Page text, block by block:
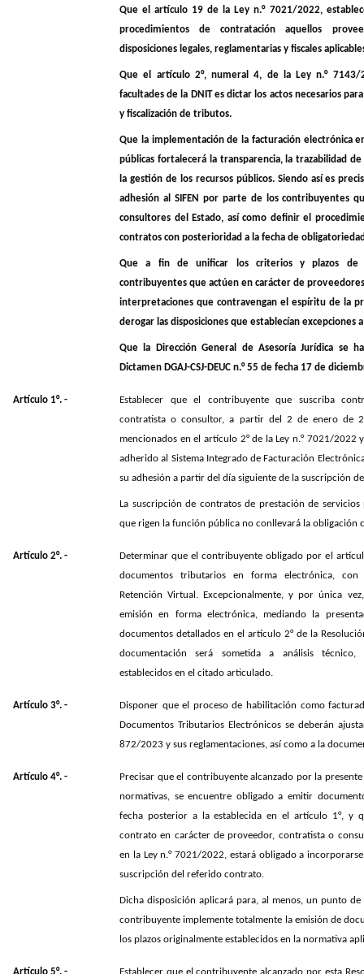
Que el artículo 19 de la Ley n.° 7021/2022,
procedimientos de contratación aquellos
disposiciones legales, reglamentarias y fiscales
Que el artículo 2°, numeral 4, de la Ley n.° 7143/
facultades de la DNIT es dictar los actos necesarios
y fiscalización de tributos.
Que la implementación de la facturación electrónica
públicas fortalecerá la transparencia, la trazabilidad
la gestión de los recursos públicos. Siendo así es
adhesión al SIFEN por parte de los contribuyentes
consultores del Estado, así como definir el
contratos con posterioridad a la fecha de
Que a fin de unificar los criterios y plazos de
contribuyentes que actúen en carácter de
interpretaciones que contravengan el espíritu de la
derogar las disposiciones que establecían excepciones
Que la Dirección General de Asesoría Jurídica se
Dictamen DGAJ-CSJ-DEUC n.° 55 de fecha 17 de
Artículo 1°. -
Establecer que el contribuyente que suscriba
contratista o consultor, a partir del 2 de enero de
mencionados en el artículo 2° de la Ley n.° 7021/2022
adherido al Sistema Integrado de Facturación
su adhesión a partir del día siguiente de la suscripción
La suscripción de contratos de prestación de servicios
que rigen la función pública no conllevará la obligación
Artículo 2°. -
Determinar que el contribuyente obligado por el
documentos tributarios en forma electrónica, con
Retención Virtual. Excepcionalmente, y por única
emisión en forma electrónica, mediando la
documentos detallados en el artículo 2° de la
documentación será sometida a análisis
establecidos en el citado articulado.
Artículo 3°. -
Disponer que el proceso de habilitación como
Documentos Tributarios Electrónicos se deberán
872/2023 y sus reglamentaciones, así como a la
Artículo 4°. -
Precisar que el contribuyente alcanzado por la
normativas, se encuentre obligado a emitir
fecha posterior a la establecida en el artículo 1°, y
contrato en carácter de proveedor, contratista o
en la Ley n.° 7021/2022, estará obligado a incorporarse
suscripción del referido contrato.
Dicha disposición aplicará para, al menos, un punto
contribuyente implemente totalmente la emisión de
los plazos originalmente establecidos en la normativa